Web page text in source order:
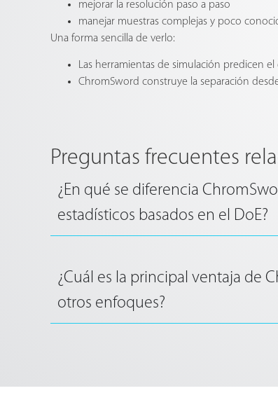
mejorar la resolución paso a paso
manejar muestras complejas y poco
Una forma sencilla de verlo:
Las herramientas de simulación predicen
ChromSword construye la separación
Preguntas frecuentes
¿En qué se diferencia
estadísticos basados en el DoE?
¿Cuál es la principal ventaja de
otros enfoques?